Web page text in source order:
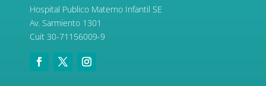
Hospital Publico Materno Infantil SE
Av. Sarmiento 1301
Cuit 30-71156009-9